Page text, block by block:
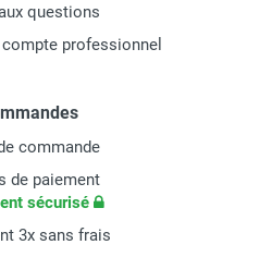
questions
professionnel
commande
de paiement
sécurisé
3x sans frais